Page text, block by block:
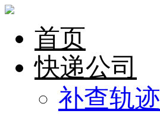
首页
快递公司
补查轨迹